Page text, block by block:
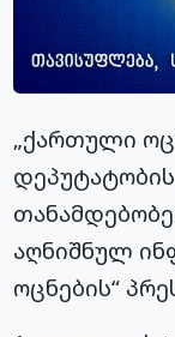
„ქართული
აღნიშნულ
ოცნების“